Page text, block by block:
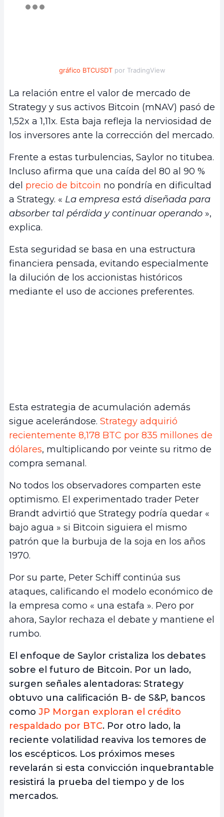
gráfico BTCUSDTpor TradingView
La relación entre el valor de mercado de
Strategy y sus activos Bitcoin (mNAV) pasó de
1,52x a 1,11x. Esta baja refleja la nerviosidad de
los inversores ante la corrección del mercado.
Frente a estas turbulencias, Saylor no titubea.
Incluso afirma que una caída del 80 al 90 %
del precio de bitcoin no pondría en dificultad
a Strategy. « La empresa está diseñada para
absorber tal pérdida y continuar operando »,
explica.
Esta seguridad se basa en una estructura
financiera pensada, evitando especialmente
la dilución de los accionistas históricos
mediante el uso de acciones preferentes.
Esta estrategia de acumulación además
sigue acelerándose. Strategy adquirió
recientemente 8,178 BTC por 835 millones de
dólares, multiplicando por veinte su ritmo de
compra semanal.
No todos los observadores comparten este
optimismo. El experimentado trader Peter
Brandt advirtió que Strategy podría quedar «
bajo agua » si Bitcoin siguiera el mismo
patrón que la burbuja de la soja en los años
1970.
Por su parte, Peter Schiff continúa sus
ataques, calificando el modelo económico de
la empresa como « una estafa ». Pero por
ahora, Saylor rechaza el debate y mantiene el
rumbo.
El enfoque de Saylor cristaliza los debates
sobre el futuro de Bitcoin. Por un lado,
surgen señales alentadoras: Strategy
obtuvo una calificación B- de S&P, bancos
como JP Morgan exploran el crédito
respaldado por BTC. Por otro lado, la
reciente volatilidad reaviva los temores de
los escépticos. Los próximos meses
revelarán si esta convicción inquebrantable
resistirá la prueba del tiempo y de los
mercados.